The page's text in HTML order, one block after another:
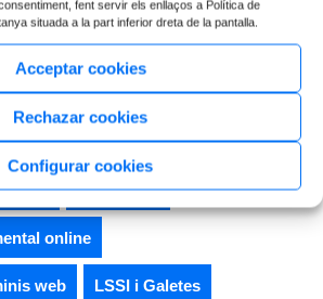
fent servir els enllaços a Política de
situada a la part inferior dreta de la pantalla.
Acceptar cookies
Rechazar cookies
Configurar cookies
del blog
Ciberseguretat
Consultoria jurídica
Corporatiu
online
web LSSI i Galetes